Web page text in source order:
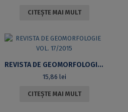
CITEȘTE MAI MULT
REVISTA DE GEOMORFOLOGIE VOL. 17/2015
15,86 lei
CITEȘTE MAI MULT